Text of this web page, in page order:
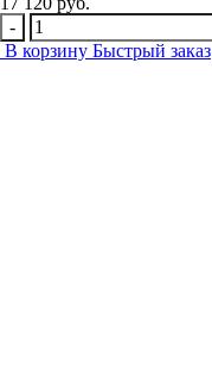
-
В корзину Быстрый заказ